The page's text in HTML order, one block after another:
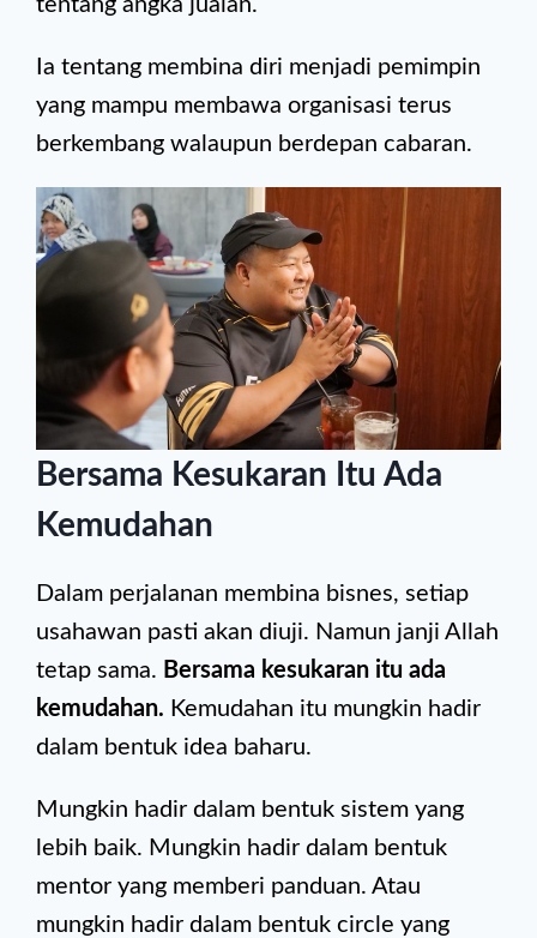
Ia tentang membina diri menjadi pemimpin
yang mampu membawa organisasi terus
berkembang walaupun berdepan cabaran.
Bersama Kesukaran Itu Ada
Kemudahan
Dalam perjalanan membina bisnes, setiap
usahawan pasti akan diuji. Namun janji Allah
tetap sama. Bersama kesukaran itu ada
kemudahan. Kemudahan itu mungkin hadir
dalam bentuk idea baharu.
Mungkin hadir dalam bentuk sistem yang
lebih baik. Mungkin hadir dalam bentuk
mentor yang memberi panduan. Atau
mungkin hadir dalam bentuk circle yang